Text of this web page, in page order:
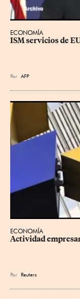
ECONOMÍA
ISM servicios de
Por AFP
ECONOMÍA
Actividad
Por Reuters